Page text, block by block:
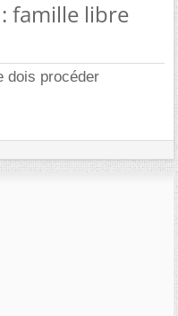
famille libre
dois procéder